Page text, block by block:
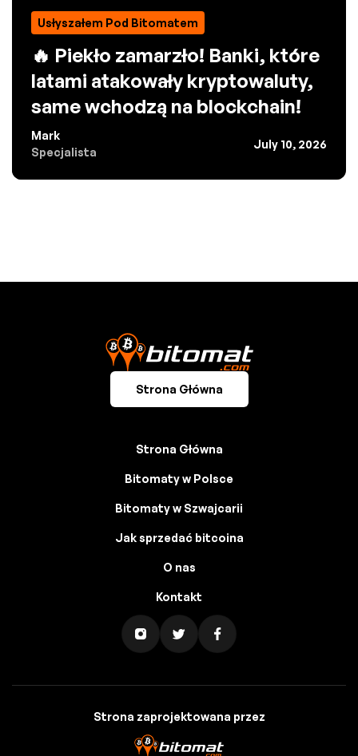
Usłyszałem Pod Bitomatem
🔥 Piekło zamarzło! Banki, które
latami atakowały kryptowaluty,
same wchodzą na blockchain!
Mark
Specjalista
July 10, 2026
Strona Główna
Strona Główna
Bitomaty w Polsce
Bitomaty w Szwajcarii
Jak sprzedać bitcoina
O nas
Kontakt
Strona zaprojektowana przez